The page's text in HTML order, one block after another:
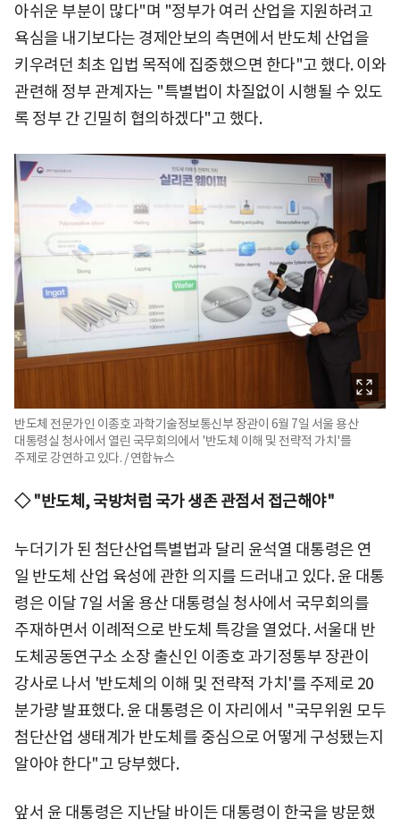
아쉬운 부분이 많다"며 "정부가 여러 산업을 지원하려고
욕심을 내기보다는 경제안보의 측면에서 반도체 산업을
키우려던 최초 입법 목적에 집중했으면 한다"고 했다. 이와
관련해 정부 관계자는 "특별법이 차질없이 시행될 수 있도
록 정부 간 긴밀히 협의하겠다"고 했다.
반도체 전문가인 이종호 과학기술정보통신부 장관이 6월 7일 서울 용산
대통령실 청사에서 열린 국무회의에서 '반도체 이해 및 전략적 가치'를
주제로 강연하고 있다. / 연합뉴스
◇ "반도체, 국방처럼 국가 생존 관점서 접근해야"
누더기가 된 첨단산업특별법과 달리 윤석열 대통령은 연
일 반도체 산업 육성에 관한 의지를 드러내고 있다. 윤 대통
령은 이달 7일 서울 용산 대통령실 청사에서 국무회의를
주재하면서 이례적으로 반도체 특강을 열었다. 서울대 반
도체공동연구소 소장 출신인 이종호 과기정통부 장관이
강사로 나서 '반도체의 이해 및 전략적 가치'를 주제로 20
분가량 발표했다. 윤 대통령은 이 자리에서 "국무위원 모두
첨단산업 생태계가 반도체를 중심으로 어떻게 구성됐는지
알아야 한다"고 당부했다.
앞서 윤 대통령은 지난달 바이든 대통령이 한국을 방문했